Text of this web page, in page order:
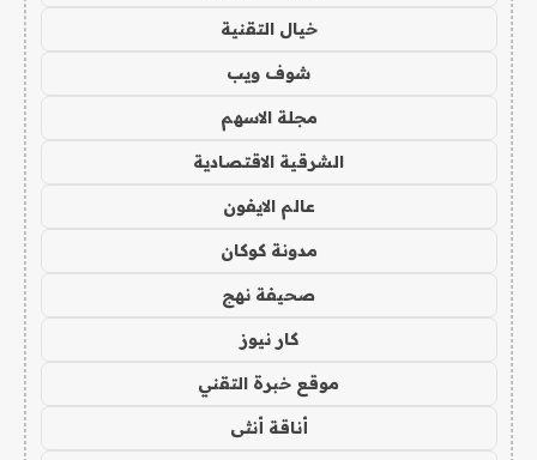
خيال التقنية
شوف ويب
مجلة الاسهم
الشرقية الاقتصادية
عالم الايفون
مدونة كوكان
صحيفة نهج
كار نيوز
موقع خبرة التقني
أناقة أنثى